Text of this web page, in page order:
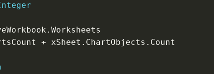
Shapes.Count)
Range( pptShape. Name)
. Worksheets
+ xSheet . ChartObjects . Count